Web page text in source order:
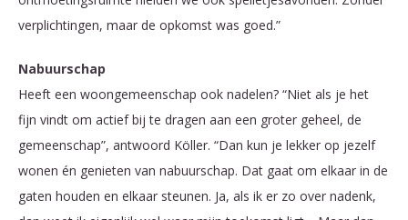
verplichtingen, maar de opkomst was goed.”
Nabuurschap
Heeft een woongemeenschap ook nadelen? “Niet als je het
fijn vindt om actief bij te dragen aan een groter geheel, de
gemeenschap”, antwoord Köller. “Dan kun je lekker op jezelf
wonen én genieten van nabuurschap. Dat gaat om elkaar in de
gaten houden en elkaar steunen. Ja, als ik er zo over nadenk,